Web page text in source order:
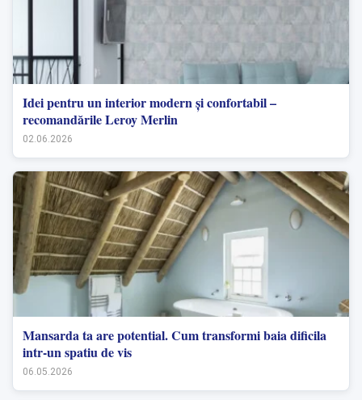
Idei pentru un interior modern și confortabil –
recomandările Leroy Merlin
02.06.2026
Mansarda ta are potential. Cum transformi baia dificila
intr-un spatiu de vis
06.05.2026